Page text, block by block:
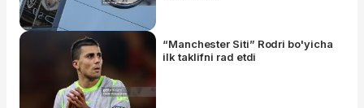
“Manchester Siti” Rodri bo'yicha
ilk taklifni rad etdi